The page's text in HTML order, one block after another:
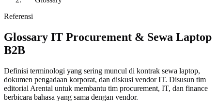
Referensi
Glossary IT Procurement & Sewa Laptop
B2B
Definisi terminologi yang sering muncul di kontrak sewa laptop,
dokumen pengadaan korporat, dan diskusi vendor IT. Disusun tim
editorial Arental untuk membantu tim procurement, IT, dan finance
berbicara bahasa yang sama dengan vendor.